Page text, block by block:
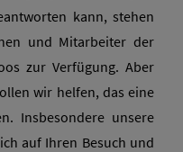
kann, stehen
und Mitarbeiter der
zur Verfügung. Aber
wir helfen, das eine
Insbesondere unsere
auf Ihren Besuch und